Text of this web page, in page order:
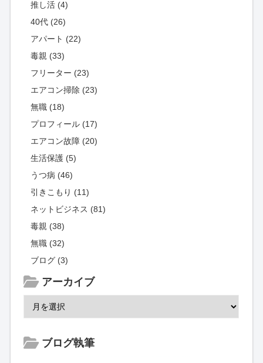
推し活 (4)
40代 (26)
アパート (22)
毒親 (33)
フリーター (23)
エアコン掃除 (23)
無職 (18)
プロフィール (17)
エアコン故障 (20)
生活保護 (5)
うつ病 (46)
引きこもり (11)
ネットビジネス (81)
毒親 (38)
無職 (32)
ブログ (3)
アーカイブ
ブログ執筆